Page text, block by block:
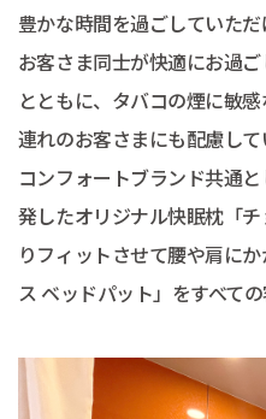
豊かな時間を過ごしていた
お客さま同士が快適にお過
とともに、タバコの煙に敏
連れのお客さまにも配慮して
コンフォートブランド共通
発したオリジナル快眠枕「
りフィットさせて腰や肩に
ス ベッドパット」をすべての